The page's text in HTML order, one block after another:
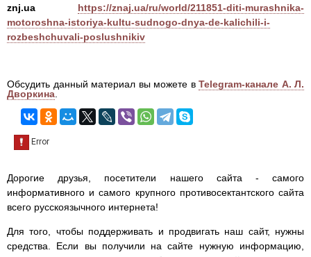
znj.ua
https://znaj.ua/ru/world/211851-diti-murashnika-
motoroshna-istoriya-kultu-sudnogo-dnya-de-kalichili-i-
rozbeshchuvali-poslushnikiv
Обсудить данный материал вы можете в Telegram-канале А. Л.
Дворкина
Дорогие друзья, посетители нашего сайта - самого
информативного и самого крупного противосектантского сайта
всего русскоязычного интернета!
Для того, чтобы поддерживать и продвигать наш сайт, нужны
средства. Если вы получили на сайте нужную информацию,